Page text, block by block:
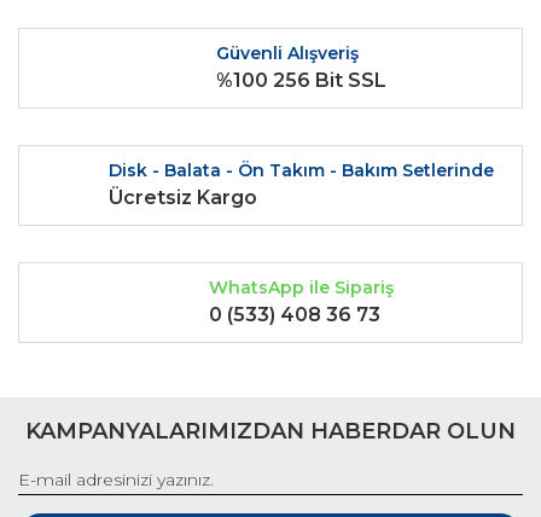
Ürün fiyatı diğer sitelerden daha pahalı.
Bu ürüne benzer farklı alternatifler olmalı.
Gönder
Güvenli Alışveriş
%100 256 Bit SSL
Disk - Balata - Ön Takım - Bakım Setlerinde
Ücretsiz Kargo
WhatsApp ile Sipariş
0 (533) 408 36 73
KAMPANYALARIMIZDAN HABERDAR OLUN